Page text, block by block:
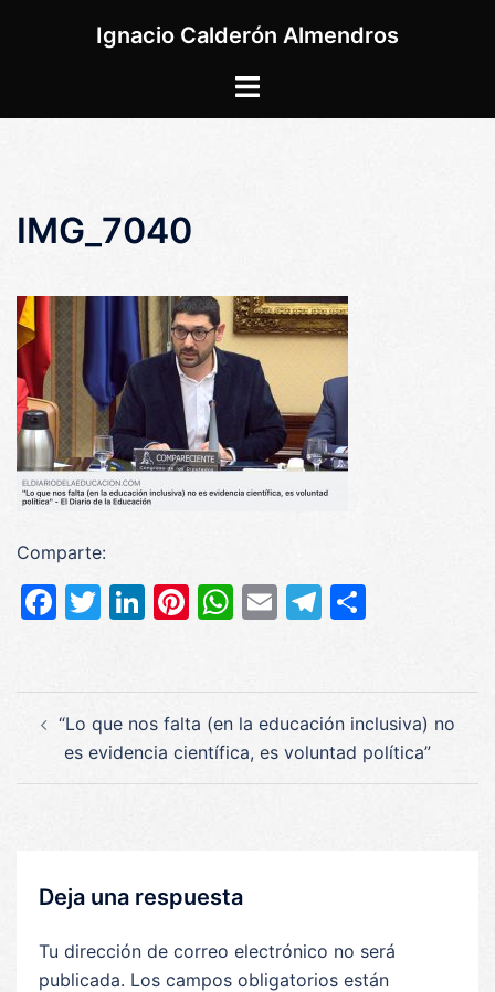
Ignacio Calderón Almendros
Alternar
IMG_7040
Comparte:
Facebook
Twitter
LinkedIn
Pinterest
WhatsApp
EmailTelegram
de
entradas
“Lo que nos falta (en la educación inclusiva) no
es evidencia científica, es voluntad política”
Deja una respuesta
Tu dirección de correo electrónico no será
publicada. Los campos obligatorios están